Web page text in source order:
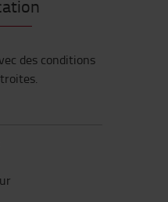
des conditions